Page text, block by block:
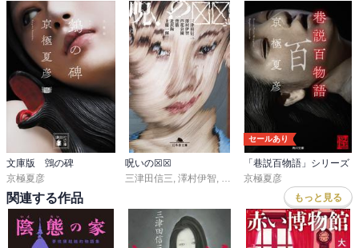
文庫版 鵼の碑
京極夏彦
呪いの☒☒
三津田信三, 澤村伊智, 芦花公園,背筋
セールあり
「巷説百物語」シリーズ
京極夏彦
関連する作品 もっと見る